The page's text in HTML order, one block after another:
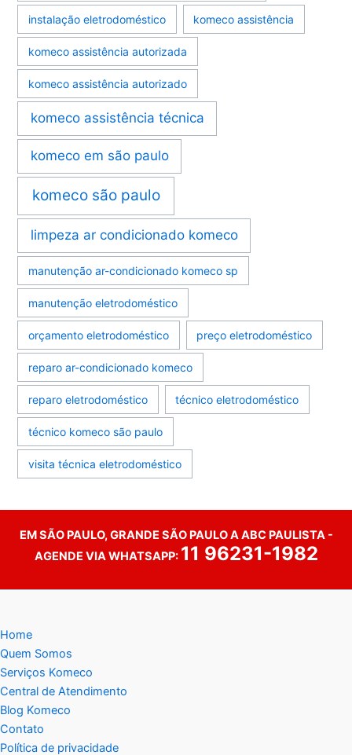
instalação eletrodoméstico komeco assistência
komeco assistência autorizada
komeco assistência autorizado
komeco assistência técnica
komeco em são paulo
komeco são paulo
limpeza ar condicionado komeco
manutenção ar-condicionado komeco sp
manutenção eletrodoméstico
orçamento eletrodoméstico preço eletrodoméstico
reparo ar-condicionado komeco
reparo eletrodoméstico técnico eletrodoméstico
técnico komeco são paulo
visita técnica eletrodoméstico
EM SÃO PAULO, GRANDE SÃO PAULO A ABC PAULISTA -
AGENDE VIA WHATSAPP: 11 96231-1982
Home
Quem Somos
Serviços Komeco
Central de Atendimento
Blog Komeco
Contato
Política de privacidade